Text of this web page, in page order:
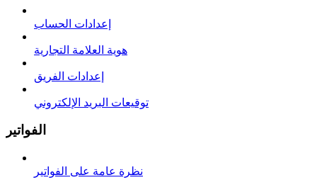
إعدادات الحساب
هوية العلامة التجارية
إعدادات الفريق
توقيعات البريد الإلكتروني
الفواتير
نظرة عامة على الفواتير